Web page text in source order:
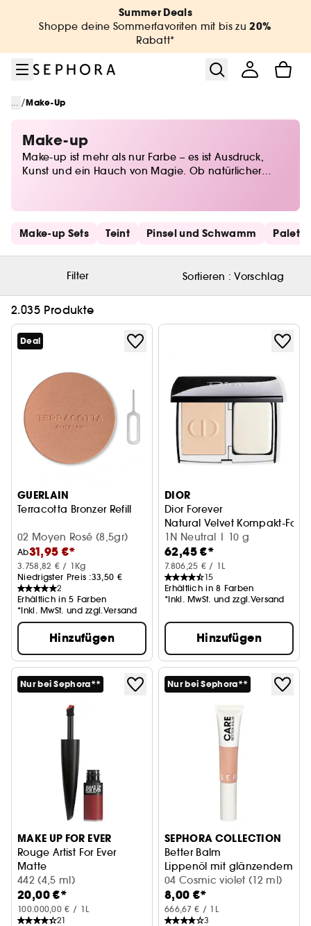
Summer Deals
Shoppe deine Sommerfavoriten mit bis zu20%
Rabatt*
... /Make-Up
Make-up
Make-up ist mehr als nur Farbe – es ist Ausdruck,
Kunst und ein Hauch von Magie. Ob natürlicher
setzen. Von Foundations für den perfekten Teint über
ausdrucksstarkes Augen-Make-up bis hin zu
Lidschatten in allen Nuancen – entdecke die
neuesten Trends und zeitlose Klassiker. Lass deiner
haves für jeden Anlass!
Schnelllinks überspringen
Make-up Sets Teint Pinsel und Schwamm
Filter Sortieren :Vorschlag
2.035 Produkte
Deal
GUERLAIN
Terracotta Bronzer Refill
02 Moyen Rosé (8,5gr)
Ab31,95 €*
3.758,82 € / 1Kg
Niedrigster Preis :33,50 €
2
Erhältlich in 5 Farben
*Inkl. MwSt. und zzgl.Versand
Hinzufügen
DIOR
Dior Forever
Natural Velvet Kompakt-
1N Neutral | 10 g
62,45 €*
7.806,25 € / 1L
15
Erhältlich in 8 Farben
*Inkl. MwSt. und zzgl.Versand
Hinzufügen
Nur bei Sephora**
MAKE UP FOR EVER
Rouge Artist For Ever
Matte
Langanhaltender, matter flüssiger Lippenstift
442 (4,5 ml)
20,00 €*
100.000,00 € / 1L
21
Nur bei Sephora**
SEPHORA COLLECTION
Better Balm
Lippenöl mit glänzendem
04 Cosmic violet (12 ml)
8,00 €*
666,67 € / 1L
3